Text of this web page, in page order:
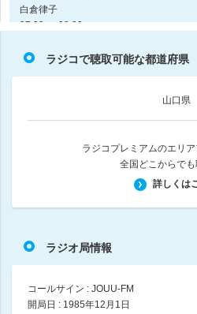
白倉律子
07:30 ～ 08:00
ハリセンボンの「かっぽじ気分」
ハリセンボン
誰も聞いてないから大丈夫
北川悦吏子
09:00 ～ 09:30
ラジコで聴取可能な都道府県
山口県
ラジコプレミアムのエリ
全国どこからでも
詳しくは
ラジオ局情報
コールサイン : JOUU-FM
開局日 : 1985年12月1日